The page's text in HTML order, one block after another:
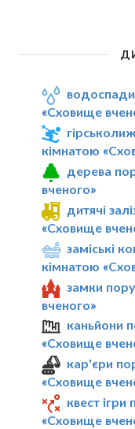
«Сховище
кімнатою
дерева
вченого»
дитячі
«Сховище
заміські
кімнатою
замки
вченого»
каньйони
«Сховище
кар'єри
«Сховище
квест ігри
«Сховище